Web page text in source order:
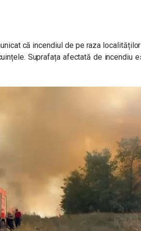
că incendiul de pe raza
Suprafața afectată de incendiu